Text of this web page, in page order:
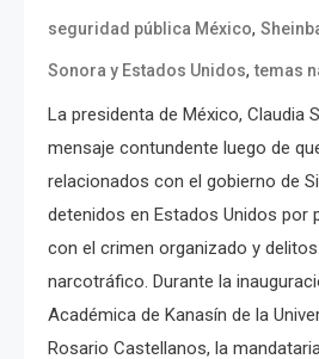
seguridad pública México,
Sonora y Estados Unidos,temas
La presidenta de México, Claudia
mensaje contundente luego de
relacionados con el gobierno de
detenidos en Estados Unidos por
con el crimen organizado y
narcotráfico. Durante la
Académica de Kanasín de la
Rosario Castellanos, la